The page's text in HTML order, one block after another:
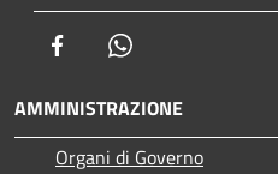
Facebook
AMMINISTRAZIONE
Organi di Governo